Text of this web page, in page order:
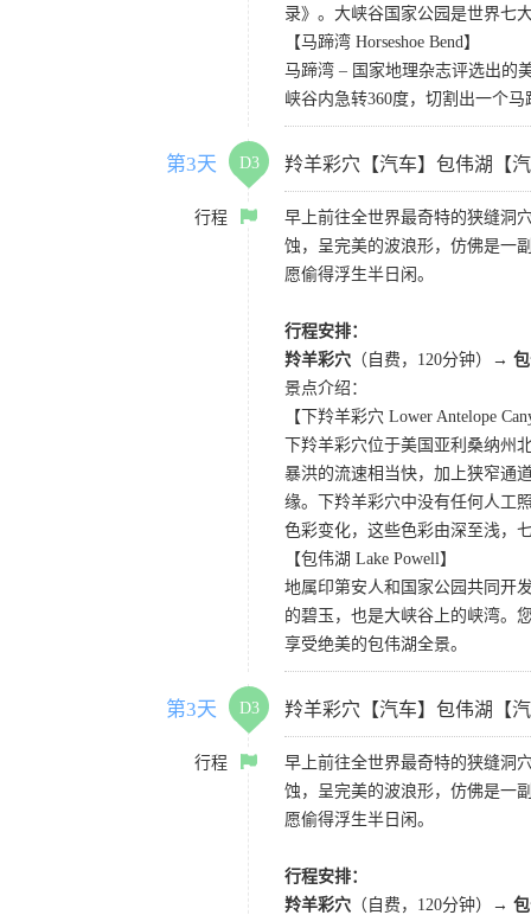
录》。大峡谷国家公园是世界七
【马蹄湾 Horseshoe Bend】
马蹄湾 – 国家地理杂志评选出的
峡谷内急转360度，切割出一个
第3天 D3 羚羊彩穴【汽车】包伟湖【
行程
早上前往全世界最奇特的狭缝洞
蚀，呈完美的波浪形，仿佛是一
愿偷得浮生半日闲。
行程安排：
羚羊彩穴 （自费，120分钟）
→ 包
景点介绍：
【下羚羊彩穴 Lower Antelope
下羚羊彩穴位于美国亚利桑纳
暴洪的流速相当快，加上狭窄通
缘。下羚羊彩穴中没有任何人工
色彩变化，这些色彩由深至浅，
【包伟湖 Lake Powell】
地属印第安人和国家公园共同开
的碧玉，也是大峡谷上的峡湾。
享受绝美的包伟湖全景。
第3天 D3 羚羊彩穴【汽车】包伟湖【
行程
早上前往全世界最奇特的狭缝洞
蚀，呈完美的波浪形，仿佛是一
愿偷得浮生半日闲。
行程安排：
羚羊彩穴 （自费，120分钟）
→ 包